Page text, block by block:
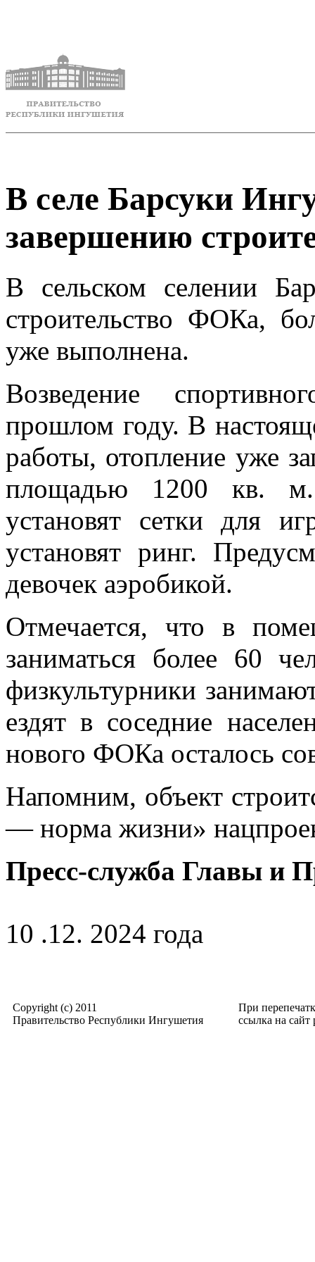
В селе Барсуки
завершению
В сельском селении
строительство ФОКа,
уже выполнена.
Возведение
прошлом году. В
работы, отопление уже
площадью 1200 кв.
установят сетки для
установят ринг.
девочек аэробикой.
Отмечается, что в
заниматься более 60
физкультурники
ездят в соседние
нового ФОКа осталось
Напомним, объект
— норма жизни»
Пресс-служба Главы и
10 .12. 2024 года
Copyright (c) 2011
Правительство Республики Ингушетия
При
ссылка на сайт